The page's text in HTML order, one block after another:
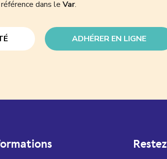
référence dans le Var.
ADHÉRER EN LIGNE